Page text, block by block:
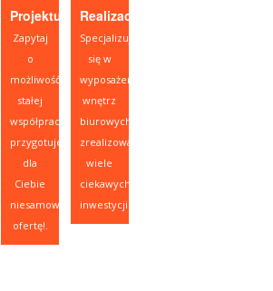
Projektujesz?
Zapytaj
o
możliwość
stałej
współpracy,
przygotujemy
dla
Ciebie
niesamowitą
ofertę!.
Realizacje
Specjalizujemy
się w
wyposażeniu
wnętrz
biurowych,
zrealizowaliśmy
wiele
ciekawych
inwestycji.